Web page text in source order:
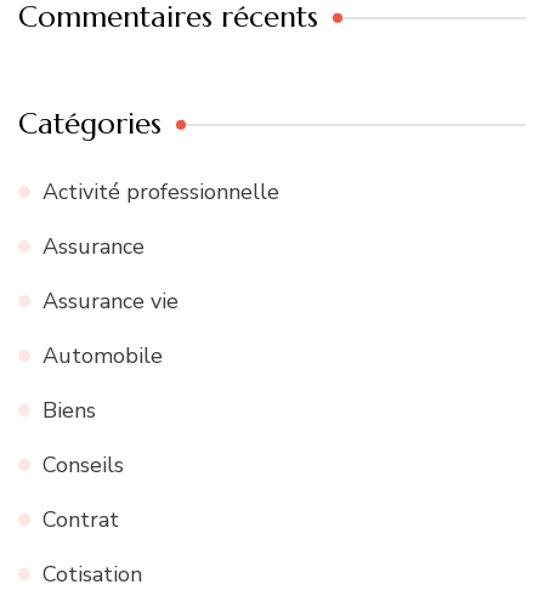
Commentaires récents
Catégories
Activité professionnelle
Assurance
Assurance vie
Automobile
Biens
Conseils
Contrat
Cotisation